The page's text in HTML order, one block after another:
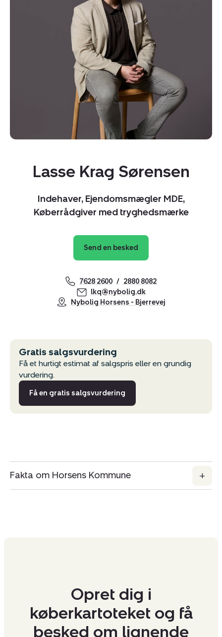
Lasse Krag Sørensen
Indehaver, Ejendomsmægler MDE,
Køberrådgiver med tryghedsmærke
Send en besked
7628 2600
2880 8082
lkq@nybolig.dk
Nybolig Horsens - Bjerrevej
Gratis salgsvurdering
Få et hurtigt estimat af salgspris eller en grundig
vurdering.
Få en gratis salgsvurdering
Fakta om Horsens Kommune
Opret dig i
køberkartoteket og få
besked om lignende
Kopier link
Del via mail